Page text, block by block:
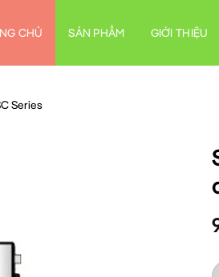
CHỦ SẢN PHẨM GIỚI THIỆU
Series